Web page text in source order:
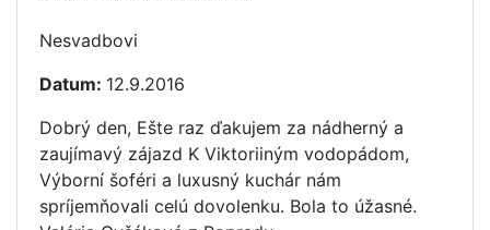
Nesvadbovi
Datum: 12.9.2016
Dobrý den, Ešte raz ďakujem za nádherný a
zaujímavý zájazd K Viktoriiným vodopádom,
Výborní šoféri a luxusný kuchár nám
spríjemňovali celú dovolenku. Bola to úžasné.